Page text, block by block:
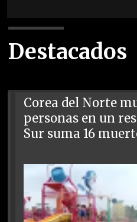
Destacados
Corea del Norte
personas en un
Sur suma 16